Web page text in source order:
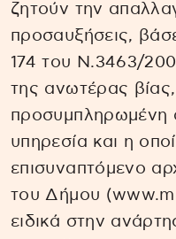
ζητούν την
προσαυξήσεις,
174 του Ν.3463/
της ανωτέρας
προσυμπληρωμένη
υπηρεσία και η
επισυναπτόμενο
του Δήμου
ειδικά στην